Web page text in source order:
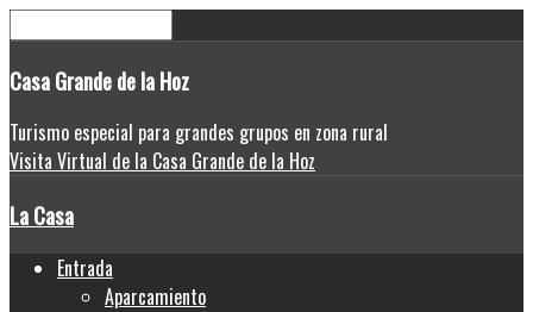
CasaGrande de la Hoz
Turismo especial para grandes grupos en zona rural
Visita Virtual de la Casa Grande de la Hoz
La Casa
Entrada
Aparcamiento